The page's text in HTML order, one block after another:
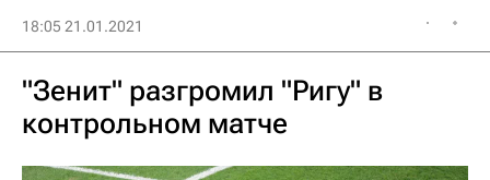
18:05 21.01.2021
"Зенит" разгромил "Ригу" в
контрольном матче